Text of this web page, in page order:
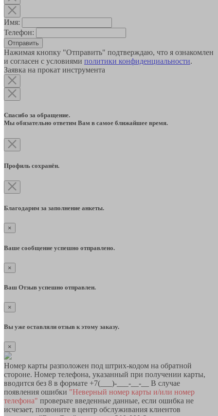
Имя:
Телефон:
Отправить
Нажимая кнопку "Отправить" подтверждаю, что я ознакомлен
и согласен с условиями политики конфиденциальности.
Заявка на прокат инструмента
Спасибо за обращение.
Мы обязательно ответим Вам в самое ближайшее время.
Профиль сохранён.
Благодарим за заполнение анкеты.
×
Ваше сообщение успешно отправлено.
×
Ваш Отзыв успешно отправлен.
×
Вы уже оставляли отзыв к этому заказу.
×
Номер карты разположен под штрих-кодом на обратной
стороне. Номер телефона, указанный при получении карты,
вводится без 8 в формате +7(___)-___-__-__ В случае
появления ошибки "Неверный номер карты и/или номер
телефона" проверьте введенные данные, если ошибка не
исчезает, позвоните в центр обслуживания клиентов